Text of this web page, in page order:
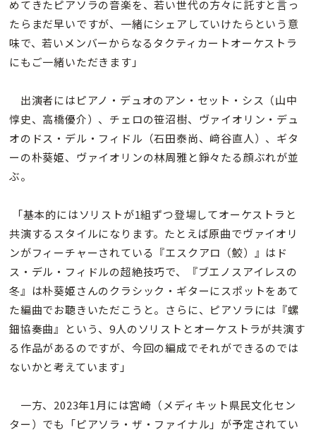
めてきたピアソラの音楽を、若い世代の方々に託すと言っ
たらまだ早いですが、一緒にシェアしていけたらという意
味で、若いメンバーからなるタクティカートオーケストラ
にもご一緒いただきます」
出演者にはピアノ・デュオのアン・セット・シス（山中
惇史、高橋優介）、チェロの笹沼樹、ヴァイオリン・デュ
オのドス・デル・フィドル（石田泰尚、﨑谷直人）、ギタ
ーの朴葵姫、ヴァイオリンの林周雅と錚々たる顔ぶれが並
ぶ。
「基本的にはソリストが1組ずつ登場してオーケストラと
共演するスタイルになります。たとえば原曲でヴァイオリ
ンがフィーチャーされている『エスクアロ（鮫）』はド
ス・デル・フィドルの超絶技巧で、『ブエノスアイレスの
冬』は朴葵姫さんのクラシック・ギターにスポットをあて
た編曲でお聴きいただこうと。さらに、ピアソラには『螺
鈿協奏曲』という、9人のソリストとオーケストラが共演す
る作品があるのですが、今回の編成でそれができるのでは
ないかと考えています」
一方、2023年1月には宮崎（メディキット県民文化セン
ター）でも「ピアソラ・ザ・ファイナル」が予定されてい